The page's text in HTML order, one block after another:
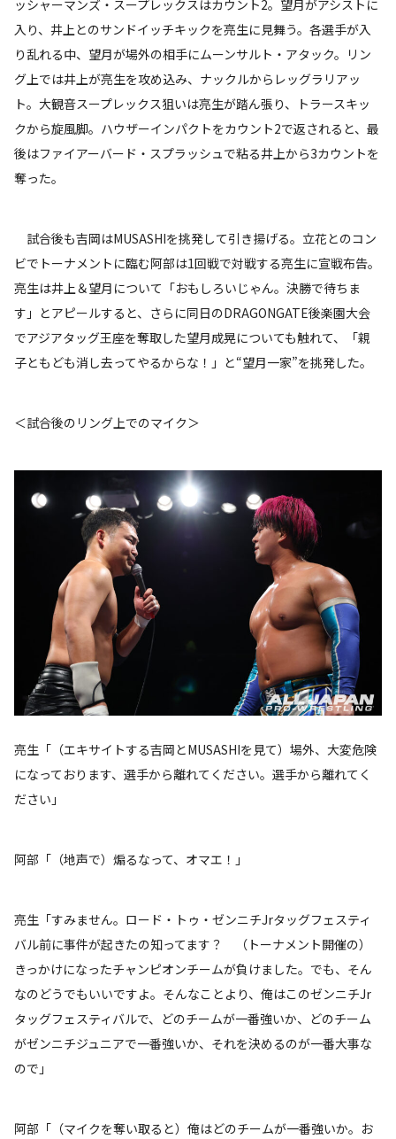
ッシャーマンズ・スープレックスはカウント2。望月がアシストに
入り、井上とのサンドイッチキックを亮生に見舞う。各選手が入
り乱れる中、望月が場外の相手にムーンサルト・アタック。リン
グ上では井上が亮生を攻め込み、ナックルからレッグラリアッ
ト。大観音スープレックス狙いは亮生が踏ん張り、トラースキッ
クから旋風脚。ハウザーインパクトをカウント2で返されると、最
後はファイアーバード・スプラッシュで粘る井上から3カウントを
奪った。
試合後も吉岡はMUSASHIを挑発して引き揚げる。立花とのコン
ビでトーナメントに臨む阿部は1回戦で対戦する亮生に宣戦布告。
亮生は井上＆望月について「おもしろいじゃん。決勝で待ちま
す」とアピールすると、さらに同日のDRAGONGATE後楽園大会
でアジアタッグ王座を奪取した望月成晃についても触れて、「親
子ともども消し去ってやるからな！」と“望月一家”を挑発した。
＜試合後のリング上でのマイク＞
亮生「（エキサイトする吉岡とMUSASHIを見て）場外、大変危険
になっております、選手から離れてください。選手から離れてく
ださい」
阿部「（地声で）煽るなって、オマエ！」
亮生「すみません。ロード・トゥ・ゼンニチJrタッグフェスティ
バル前に事件が起きたの知ってます？ （トーナメント開催の）
きっかけになったチャンピオンチームが負けました。でも、そん
なのどうでもいいですよ。そんなことより、俺はこのゼンニチJr
タッグフェスティバルで、どのチームが一番強いか、どのチーム
がゼンニチジュニアで一番強いか、それを決めるのが一番大事な
ので」
阿部「（マイクを奪い取ると）俺はどのチームが一番強いか。お